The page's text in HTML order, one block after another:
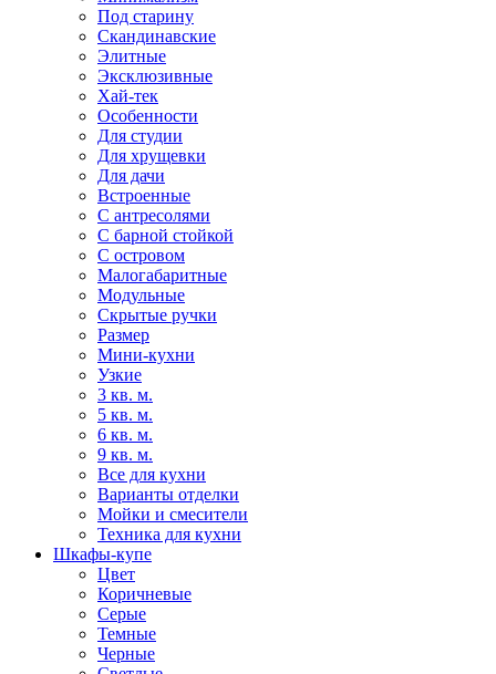
Под старину
Скандинавские
Элитные
Эксклюзивные
Хай-тек
Особенности
Для студии
Для хрущевки
Для дачи
Встроенные
С антресолями
С барной стойкой
С островом
Малогабаритные
Модульные
Скрытые ручки
Размер
Мини-кухни
Узкие
3 кв. м.
5 кв. м.
6 кв. м.
9 кв. м.
Все для кухни
Варианты отделки
Мойки и смесители
Техника для кухни
Шкафы-купе
Цвет
Коричневые
Серые
Темные
Черные